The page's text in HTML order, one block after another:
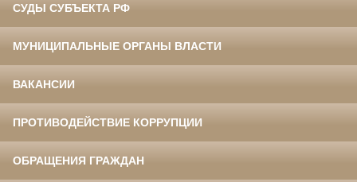
СУДЫ СУБЪЕКТА РФ
МУНИЦИПАЛЬНЫЕ ОРГАНЫ ВЛАСТИ
ВАКАНСИИ
ПРОТИВОДЕЙСТВИЕ КОРРУПЦИИ
ОБРАЩЕНИЯ ГРАЖДАН